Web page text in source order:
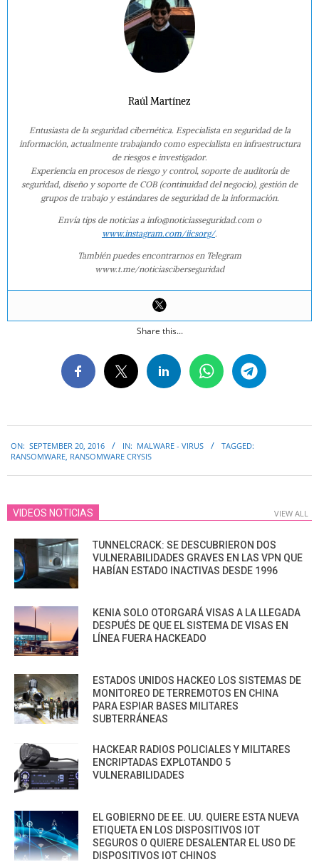
Raúl Martínez
Entusiasta de la seguridad cibernética. Especialista en seguridad de la
información, actualmente trabajando como especialista en infraestructura
de riesgos e investigador.
Experiencia en procesos de riesgo y control, soporte de auditoría de
seguridad, diseño y soporte de COB (continuidad del negocio), gestión de
grupos de trabajo y estándares de seguridad de la información.
Envía tips de noticias a info@noticiasseguridad.com o
www.instagram.com/iicsorg/.
También puedes encontrarnos en Telegram
www.t.me/noticiasciberseguridad
Share this...
09-
ON: SEPTEMBER 20, 2016 IN: MALWARE - VIRUS
TAGGED:
RANSOMWARE RANSOMWARE CRYSIS
VIDEOS NOTICIAS VIEW ALL
TUNNELCRACK: SE DESCUBRIERON DOS
VULNERABILIDADES GRAVES EN LAS VPN QUE
HABÍAN ESTADO INACTIVAS DESDE 1996
KENIA SOLO OTORGARÁ VISAS A LA LLEGADA
DESPUÉS DE QUE EL SISTEMA DE VISAS EN
LÍNEA FUERA HACKEADO
ESTADOS UNIDOS HACKEO LOS SISTEMAS DE
MONITOREO DE TERREMOTOS EN CHINA
PARA ESPIAR BASES MILITARES
SUBTERRÁNEAS
HACKEAR RADIOS POLICIALES Y MILITARES
ENCRIPTADAS EXPLOTANDO 5
VULNERABILIDADES
EL GOBIERNO DE EE. UU. QUIERE ESTA NUEVA
ETIQUETA EN LOS DISPOSITIVOS IOT
SEGUROS O QUIERE DESALENTAR EL USO DE
DISPOSITIVOS IOT CHINOS